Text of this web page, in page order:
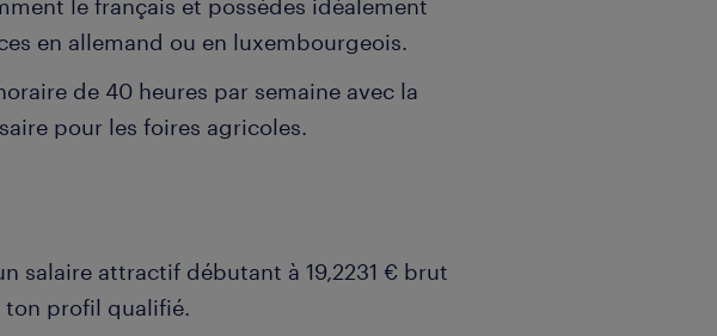
le français et possèdes idéalement
en allemand ou en luxembourgeois.
de 40 heures par semaine avec la
pour les foires agricoles.
salaire attractif débutant à 19,2231 € brut
ton profil qualifié.